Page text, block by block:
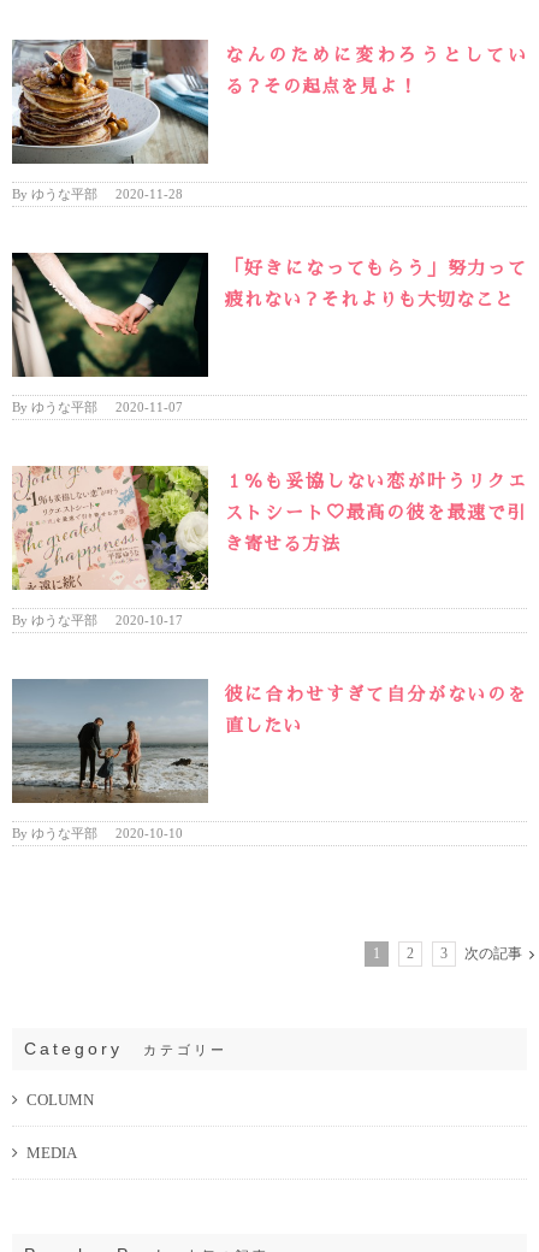
なんのために変わろうとしてい
る？その起点を見よ！
By ゆうな平部 2020-11-28
「好きになってもらう」努力って
疲れない？それよりも大切なこと
By ゆうな平部 2020-11-07
１％も妥協しない恋が叶うリクエ
ストシート♡最高の彼を最速で引
き寄せる方法
By ゆうな平部 2020-10-17
彼に合わせすぎて自分がないのを
直したい
By ゆうな平部 2020-10-10
1 2 3 次の記事
Category カテゴリー
COLUMN
MEDIA